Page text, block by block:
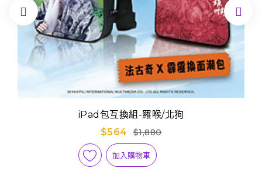
iPad包互換組-羅喉/北狗
$564
$1,880
加入購物車
 